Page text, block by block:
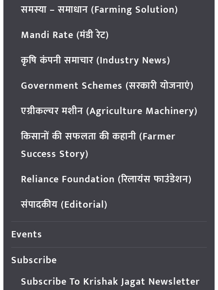
समस्या – समाधान (Farming Solution)
Mandi Rate (मंडी रेट)
कृषि कंपनी समाचार (Industry News)
Government Schemes (सरकारी योजनाएं)
एग्रीकल्चर मशीन (Agriculture Machinery)
किसानों की सफलता की कहानी (Farmer
Success Story)
Reliance Foundation (रिलायंस फाउंडेशन)
संपादकीय (Editorial)
Events
Subscribe
Subscribe To Krishak Jagat Newsletter